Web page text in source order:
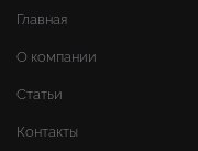
Главная
О компании
Статьи
Контакты